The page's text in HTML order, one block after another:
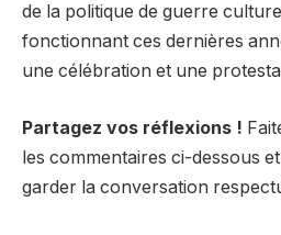
de la politique de guerre
fonctionnant ces dernières
une célébration et une
Partagez vos réflexions !
les commentaires ci-dessous
garder la conversation